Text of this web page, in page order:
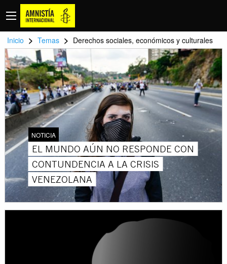
Inicio > Temas > Derechos sociales, económicos y culturales
NOTICIA
EL MUNDO AÚN NO RESPONDE CON
CONTUNDENCIA A LA CRISIS
VENEZOLANA